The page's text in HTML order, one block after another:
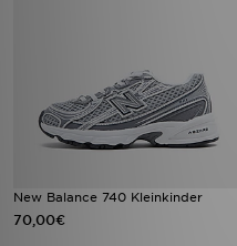
New Balance 740 Kleinkinder
70,00€